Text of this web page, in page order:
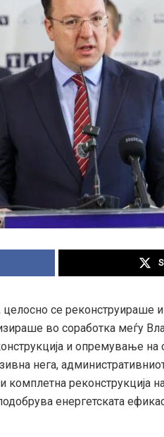
се реконструираше
во соработка меѓу
и опремување на
нега,
комплетна реконструкција
енергетската